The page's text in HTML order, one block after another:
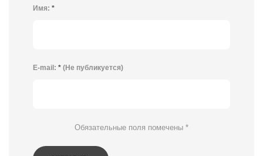
Имя: *
E-mail: * (Не публикуется)
Обязательные поля помечены *